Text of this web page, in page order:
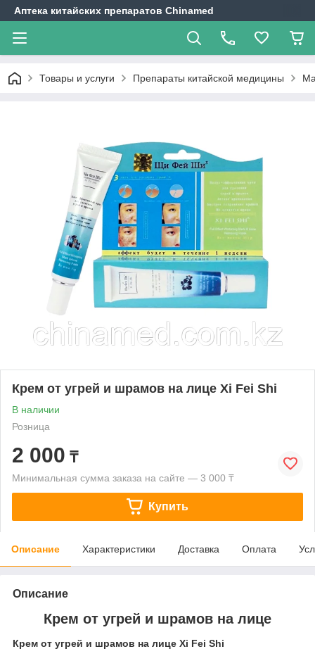
Аптека китайских препаратов Chinamed
Товары и услуги Препараты китайской медицины
Крем от угрей и шрамов на лице Xi Fei Shi
В наличии
Розница
2 000 ₸
Минимальная сумма заказа на сайте — 3 000 ₸
Купить
Описание Характеристики Доставка Оплата
Описание
Крем от угрей и шрамов на лице
Крем от угрей и шрамов на лице Xi Fei Shi